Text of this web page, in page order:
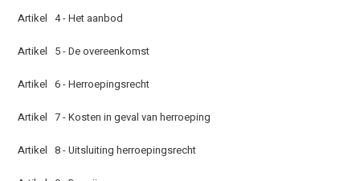
Artikel 4 - Het aanbod
Artikel 5 - De overeenkomst
Artikel 6 - Herroepingsrecht
Artikel 7 - Kosten in geval van herroeping
Artikel 8 - Uitsluiting herroepingsrecht